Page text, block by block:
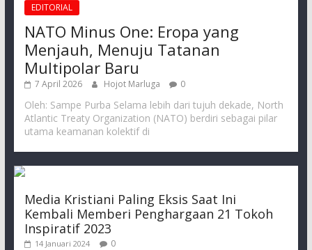
EDITORIAL
NATO Minus One: Eropa yang
Menjauh, Menuju Tatanan
Multipolar Baru
7 April 2026 Hojot Marluga 0
Oleh: Sampe Purba Selama lebih dari tujuh dekade, North
Atlantic Treaty Organization (NATO) berdiri sebagai pilar
utama keamanan kolektif di
Media Kristiani Paling Eksis Saat Ini
Kembali Memberi Penghargaan 21 Tokoh
Inspiratif 2023
14 Januari 2024 0